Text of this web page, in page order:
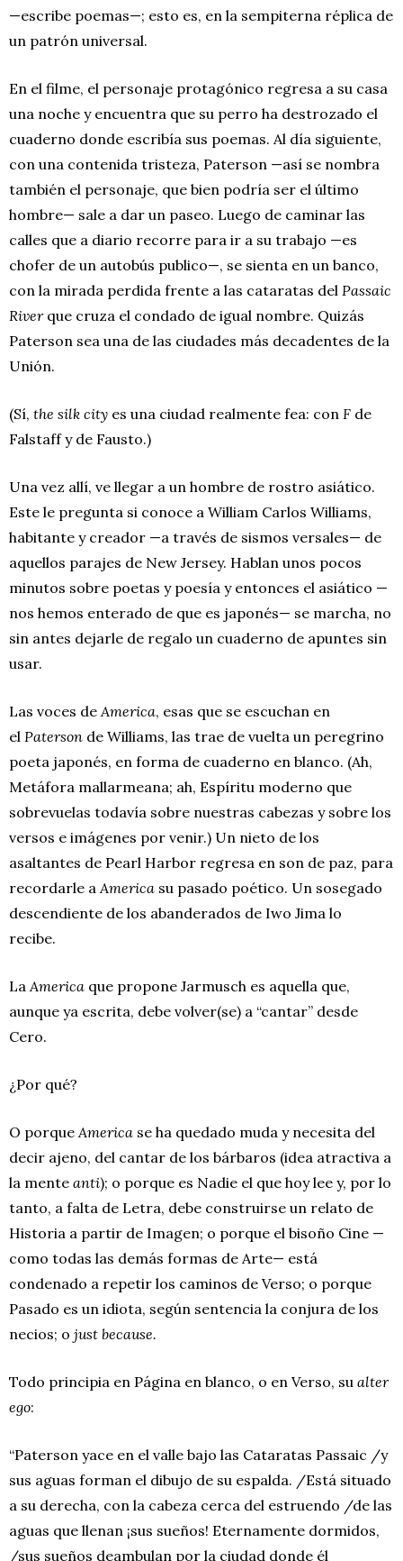
—escribe poemas—; esto es, en la sempiterna réplica de
un patrón universal.
En el filme, el personaje protagónico regresa a su casa
una noche y encuentra que su perro ha destrozado el
cuaderno donde escribía sus poemas. Al día siguiente,
con una contenida tristeza, Paterson —así se nombra
también el personaje, que bien podría ser el último
hombre— sale a dar un paseo. Luego de caminar las
calles que a diario recorre para ir a su trabajo —es
chofer de un autobús publico—, se sienta en un banco,
con la mirada perdida frente a las cataratas del Passaic
Riverque cruza el condado de igual nombre. Quizás
Paterson sea una de las ciudades más decadentes de la
Unión.
(Sí, the silk city es una ciudad realmente fea: con F de
Falstaff y de Fausto.)
Una vez allí, ve llegar a un hombre de rostro asiático.
Este le pregunta si conoce a William Carlos Williams,
habitante y creador —a través de sismos versales— de
aquellos parajes de New Jersey. Hablan unos pocos
minutos sobre poetas y poesía y entonces el asiático —
nos hemos enterado de que es japonés— se marcha, no
sin antes dejarle de regalo un cuaderno de apuntes sin
usar.
Las voces de America, esas que se escuchan en
el Paterson de Williams, las trae de vuelta un peregrino
poeta japonés, en forma de cuaderno en blanco. (Ah,
Metáfora mallarmeana; ah, Espíritu moderno que
sobrevuelas todavía sobre nuestras cabezas y sobre los
versos e imágenes por venir.) Un nieto de los
asaltantes de Pearl Harbor regresa en son de paz, para
recordarle a America su pasado poético. Un sosegado
descendiente de los abanderados de Iwo Jima lo
recibe.
La America que propone Jarmusch es aquella que,
aunque ya escrita, debe volver(se) a “cantar” desde
Cero.
¿Por qué?
O porque America se ha quedado muda y necesita del
decir ajeno, del cantar de los bárbaros (idea atractiva a
la mente anti); o porque es Nadie el que hoy lee y, por lo
tanto, a falta de Letra, debe construirse un relato de
Historia a partir de Imagen; o porque el bisoño Cine —
como todas las demás formas de Arte— está
condenado a repetir los caminos de Verso; o porque
Pasado es un idiota, según sentencia la conjura de los
necios; o just because.
Todo principia en Página en blanco, o en Verso, su alter
ego:
“Paterson yace en el valle bajo las Cataratas Passaic /y
sus aguas forman el dibujo de su espalda. /Está situado
a su derecha, con la cabeza cerca del estruendo /de las
aguas que llenan ¡sus sueños! Eternamente dormidos,
/sus sueños deambulan por la ciudad donde él